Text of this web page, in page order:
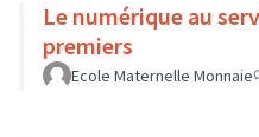
Le numérique au
premiers
Ecole Maternelle Monnaie